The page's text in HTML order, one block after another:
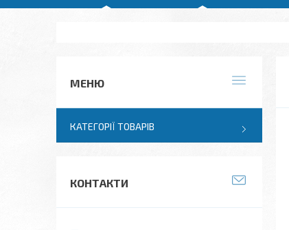
КАТЕГОРІЇ ТОВАРІВ
КОНТАКТИ